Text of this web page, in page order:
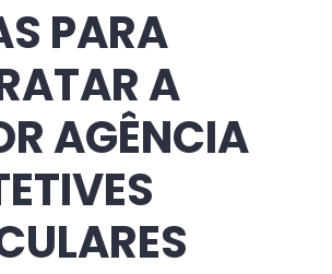
PARA
A
AGÊNCIA